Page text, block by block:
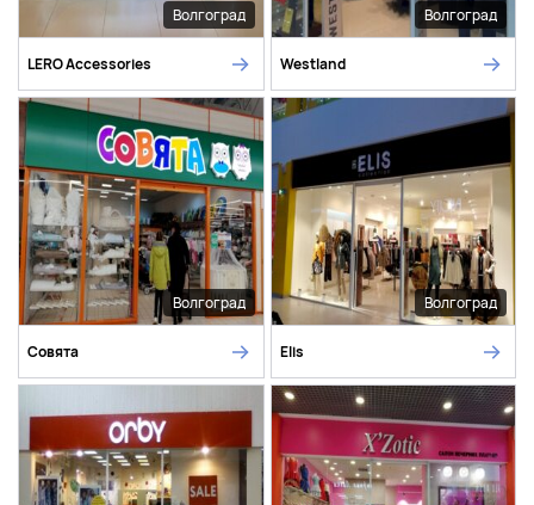
Волгоград
LERO Accessories
Волгоград
Westland
Волгоград
Совята
Волгоград
Elis